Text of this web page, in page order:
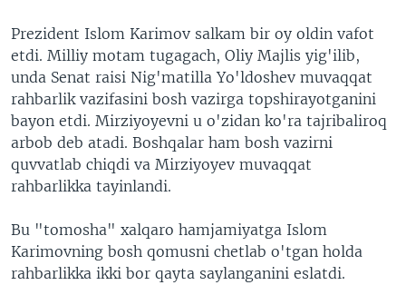
Prezident Islom Karimov salkam bir oy oldin vafot
etdi. Milliy motam tugagach, Oliy Majlis yig'ilib,
unda Senat raisi Nig'matilla Yo'ldoshev muvaqqat
rahbarlik vazifasini bosh vazirga topshirayotganini
bayon etdi. Mirziyoyevni u o'zidan ko'ra tajribaliroq
arbob deb atadi. Boshqalar ham bosh vazirni
quvvatlab chiqdi va Mirziyoyev muvaqqat
rahbarlikka tayinlandi.
Bu "tomosha" xalqaro hamjamiyatga Islom
Karimovning bosh qomusni chetlab o'tgan holda
rahbarlikka ikki bor qayta saylanganini eslatdi.